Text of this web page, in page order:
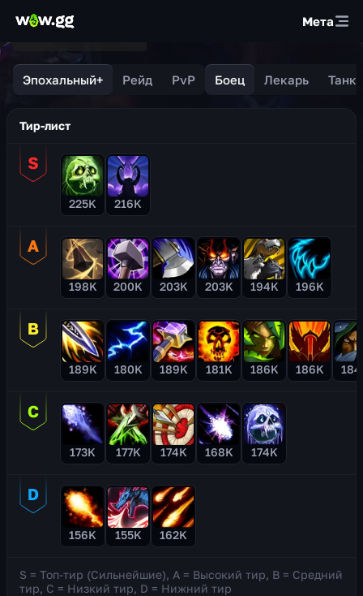
Мета
Эпохальный+ Рейд PvP Боец Лекарь Танк
Тир-лист
225K 216K
198K 200K 203K 203K 194K 196K
189K 180K 189K 181K 186K 186K
173K 177K 174K 168K 174K
156K 155K 162K
S = Топ-тир (Сильнейшие), A = Высокий тир, B = Средний
тир, C = Низкий тир, D = Нижний тир